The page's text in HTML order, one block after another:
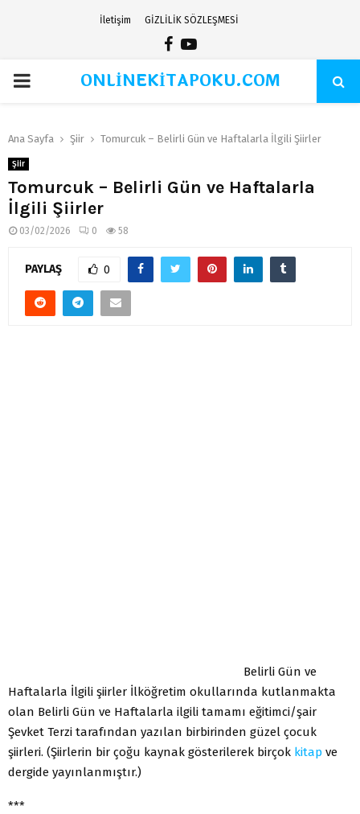
İletişim GİZLİLİK SÖZLEŞMESİ
Facebook
Youtube
PRIMARYONLİNEKİTAPOKU.COM
Ana Sayfa Şiir Tomurcuk – Belirli Gün ve Haftalarla İlgili Şiirler
Şiir
Tomurcuk – Belirli Gün ve Haftalarla
İlgili Şiirler
03/02/2026 0 58
PAYLAŞ 0
Belirli Gün ve
Haftalarla İlgili şiirler İlköğretim okullarında kutlanmakta
olan Belirli Gün ve Haftalarla ilgili tamamı eğitimci/şair
Şevket Terzi tarafından yazılan birbirinden güzel çocuk
şiirleri. (Şiirlerin bir çoğu kaynak gösterilerek birçok kitap ve
dergide yayınlanmıştır.)
***